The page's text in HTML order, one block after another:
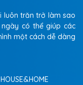
luôn trăn trở làm sao
có thể giúp các
một cách dễ dàng